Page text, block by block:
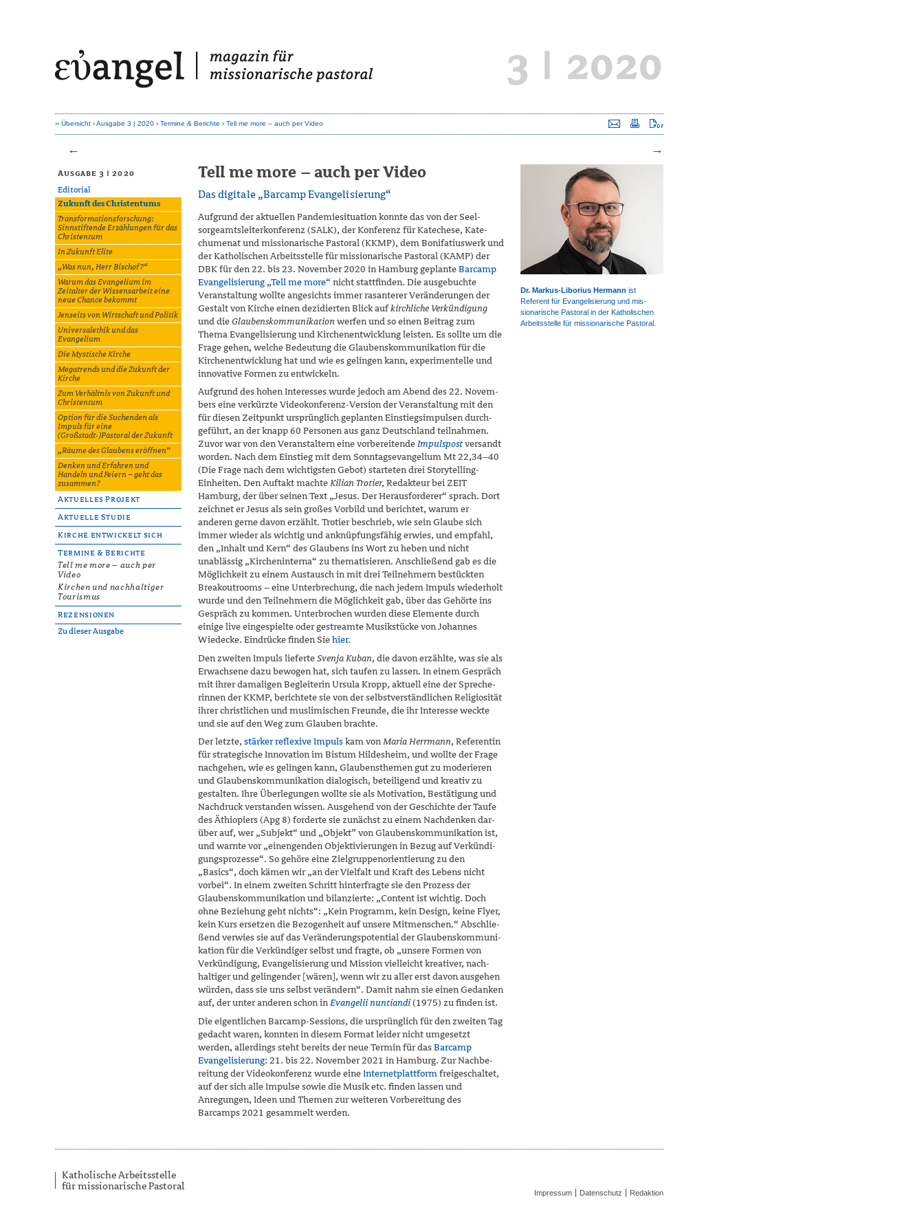
3 | 2020
Übersicht Ausgabe 3 | 2020 Termine & Berichte Tell me more – auch per Video Seite versenden
Seite drucken
Ausgabe 3 | 2020
Editorial
Zukunft des Christentums
Transformationsforschung:
Sinnstiftende Erzählungen für das
Christentum
In Zukunft Elite
„Was nun, Herr Bischof?“
Warum das Evangelium im
Zeitalter der Wissensarbeit eine
neue Chance bekommt
Jenseits von Wirtschaft und Politik
Universalethik und das
Evangelium
Die Mystische Kirche
Megatrends und die Zukunft der
Kirche
Zum Verhältnis von Zukunft und
Christentum
Option für die Suchenden als
Impuls für eine
(Großstadt-)Pastoral der Zukunft
„Räume des Glaubens eröffnen“
Denken und Erfahren und
Handeln und Feiern – geht das
zusammen?
Aktuelles Projekt
Aktuelle Studie
Kirche entwickelt sich
Termine & Berichte
Tell me more – auch per
Video
Kirchen und nachhaltiger
Tourismus
Rezensionen
Zu dieser Ausgabe
Tell me more – auch per Video
Das digitale „Barcamp Evangelisierung“
Aufgrund der aktuellen Pandemiesituation konnte das von der Seel­
sorgeamtsleiterkonferenz (SALK), der Konferenz für Katechese, Kate­
chumenat und missionarische Pastoral (KKMP), dem Bonifatiuswerk und
der Katholischen Arbeitsstelle für missionarische Pastoral (KAMP) der
DBK für den 22. bis 23. November 2020 in Hamburg geplante Barcamp
Evangelisierung „Tell me more“ nicht stattfinden. Die aus­gebuchte
Veranstaltung wollte angesichts immer rasanterer Verän­derungen der
Gestalt von Kirche einen dezidierten Blick aufkirchliche Verkündigung
und die Glaubenskommunikation werfen und so einen Beitrag zum
Thema Evangelisierung und Kirchenentwicklung leisten. Es sollte um die
Frage gehen, welche Bedeutung die Glaubenskom­munikation für die
Kirchenentwicklung hat und wie es gelingen kann, experimentelle und
innovative Formen zu entwickeln.
Aufgrund des hohen Interesses wurde jedoch am Abend des 22. Novem­
bers eine verkürzte Videokonferenz-Version der Veranstaltung mit den
für diesen Zeitpunkt ursprünglich geplanten Einstiegsimpulsen durch­
geführt, an der knapp 60 Personen aus ganz Deutschland teilnahmen.
Zuvor war von den Veranstaltern eine vorbereitende Impulspost ver­sandt
worden. Nach dem Einstieg mit dem Sonntagsevangelium Mt 22,34–40
(Die Frage nach dem wichtigsten Gebot) starteten drei Storytelling-
Einheiten. Den Auftakt machte Kilian Trotier, Redakteur bei ZEIT
Hamburg, der über seinen Text „Jesus. Der Herausforderer“ sprach. Dort
zeichnet er Jesus als sein großes Vorbild und berichtet, warum er
anderen gerne davon erzählt. Trotier beschrieb, wie sein Glaube sich
immer wieder als wichtig und anknüpfungsfähig erwies, und empfahl,
den „Inhalt und Kern“ des Glaubens ins Wort zu heben und nicht
unablässig „Kircheninterna“ zu thematisieren. Anschließend gab es die
Möglichkeit zu einem Austausch in mit drei Teilnehmern bestückten
Breakoutrooms – eine Unterbrechung, die nach jedem Impuls wiederholt
wurde und den Teilnehmern die Möglichkeit gab, über das Gehörte ins
Gespräch zu kommen. Unterbrochen wurden diese Elemente durch
einige live eingespielte oder gestreamte Musikstücke von Johannes
Wiedecke. Eindrücke finden Sie hier.
Den zweiten Impuls lieferte Svenja Kuban, die davon erzählte, was sie als
Erwachsene dazu bewogen hat, sich taufen zu lassen. In einem Gespräch
mit ihrer damaligen Begleiterin Ursula Kropp, aktuell eine der Spreche­
rinnen der KKMP, berichtete sie von der selbstverständlichen Religio­sität
ihrer christlichen und muslimischen Freunde, die ihr Interesse weckte
und sie auf den Weg zum Glauben brachte.
Der letzte, stärker reflexive Impuls kam vonMaria Herrmann, Referentin
für strategische Innovation im Bistum Hildesheim, und wollte der Frage
nachgehen, wie es gelingen kann, Glaubensthemen gut zu moderieren
und Glaubenskommunikation dialogisch, beteiligend und kreativ zu
gestalten. Ihre Überlegungen wollte sie als Motivation, Bestätigung und
Nachdruck verstanden wissen. Ausgehend von der Geschichte der Taufe
des Äthiopiers (Apg 8) forderte sie zunächst zu einem Nachdenken dar­
über auf, wer „Subjekt“ und „Objekt” von Glaubenskommunikation ist,
und warnte vor „einengenden Objektivierungen in Bezug auf Verkündi­
gungsprozesse“. So gehöre eine Zielgruppenorientierung zu den
„Basics“, doch kämen wir „an der Vielfalt und Kraft des Lebens nicht
vorbei“. In einem zweiten Schritt hinterfragte sie den Prozess der
Glaubenskommunikation und bilanzierte: „Content ist wichtig. Doch
ohne Beziehung geht nichts“: „Kein Programm, kein Design, keine Flyer,
kein Kurs ersetzen die Bezogenheit auf unsere Mitmenschen.“ Abschlie­
ßend verwies sie auf das Veränderungspotential der Glaubenskommuni­
kation für die Verkündiger selbst und fragte, ob „unsere Formen von
Verkündigung, Evangelisierung und Mission vielleicht kreativer, nach­
haltiger und gelingender [wären], wenn wir zu aller erst davon ausge­hen
würden, dass sie uns selbst verändern“. Damit nahm sie einen Ge­danken
auf, der unter anderen schon inEvangelii nuntiandi(1975) zu finden ist.
Die eigentlichen Barcamp-Sessions, die ursprünglich für den zweiten Tag
gedacht waren, konnten in diesem Format leider nicht umgesetzt
werden, allerdings steht bereits der neue Termin für das Barcamp
Evangelisierung: 21. bis 22. November 2021 in Hamburg. Zur Nachbe­
reitung der Videokonferenz wurde eine Internetplattform freigeschal­tet,
auf der sich alle Impulse sowie die Musik etc. finden lassen und
Anregungen, Ideen und Themen zur weiteren Vorbereitung des
Barcamps 2021 gesammelt werden.
Dr. Markus-Liborius Hermann ist
Referent für Evangelisierung und mis­
sionarische Pastoral in der Katholi­schen
Arbeitsstelle für missionarische Pastoral.
Katholische Arbeitsstelle
für missionarische Pastoral
Impressum Datenschutz Redaktion